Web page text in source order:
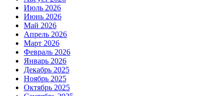
Июль 2026
Июнь 2026
Май 2026
Апрель 2026
Март 2026
Февраль 2026
Январь 2026
Декабрь 2025
Ноябрь 2025
Октябрь 2025